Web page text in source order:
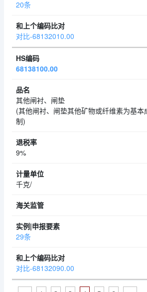
20条
对比-68132010.00
68138100.00
其他闸衬、闸垫
(其他闸衬、闸垫其他矿物或纤维素为基本
制)
9%
千克/
29条
对比-68132090.00